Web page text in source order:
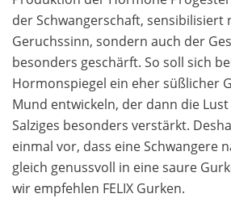
der Schwangerschaft, sensibilisiert
Geruchssinn, sondern auch der
besonders geschärft. So soll sich
Hormonspiegel ein eher süßlicher
Mund entwickeln, der dann die
Salziges besonders verstärkt.
einmal vor, dass eine Schwangere
gleich genussvoll in eine saure
wir empfehlen FELIX Gurken.